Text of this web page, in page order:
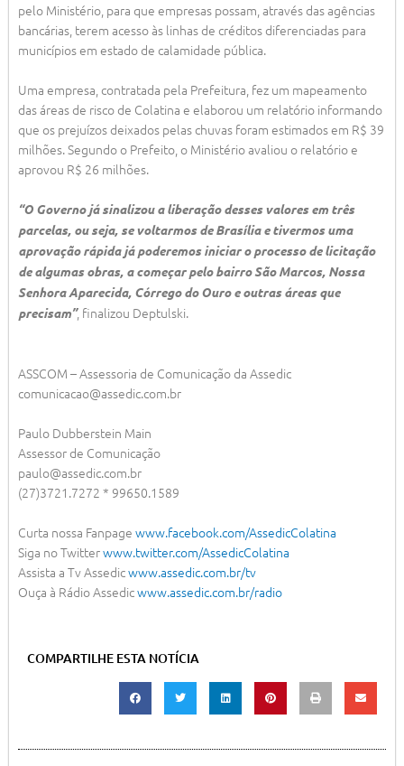
pelo Ministério, para que empresas possam, através das agências
bancárias, terem acesso às linhas de créditos diferenciadas para
municípios em estado de calamidade pública.
Uma empresa, contratada pela Prefeitura, fez um mapeamento
das áreas de risco de Colatina e elaborou um relatório informando
que os prejuízos deixados pelas chuvas foram estimados em R$ 39
milhões. Segundo o Prefeito, o Ministério avaliou o relatório e
aprovou R$ 26 milhões.
“O Governo já sinalizou a liberação desses valores em três
parcelas, ou seja, se voltarmos de Brasília e tivermos uma
aprovação rápida já poderemos iniciar o processo de licitação
de algumas obras, a começar pelo bairro São Marcos, Nossa
Senhora Aparecida, Córrego do Ouro e outras áreas que
precisam”, finalizou Deptulski.
ASSCOM – Assessoria de Comunicação da Assedic
comunicacao@assedic.com.br
Paulo Dubberstein Main
Assessor de Comunicação
paulo@assedic.com.br
(27)3721.7272 * 99650.1589
Curta nossa Fanpage www.facebook.com/AssedicColatina
Siga no Twitterwww.twitter.com/AssedicColatina
Assista a Tv Assedicwww.assedic.com.br/tv
Ouça à Rádio Assedicwww.assedic.com.br/radio
COMPARTILHE ESTA NOTÍCIA